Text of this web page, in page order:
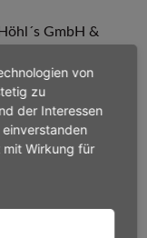
GmbH &
Kramwinkel
Albert
von
zu
der Interessen
mit Wirkung für